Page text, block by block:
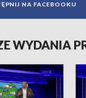
NA FACEBOOKU
WYDANIA